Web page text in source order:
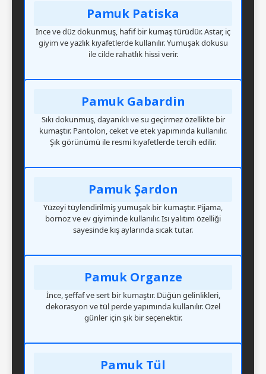
Pamuk Patiska
İnce ve düz dokunmuş, hafif bir kumaş türüdür. Astar, iç
giyim ve yazlık kıyafetlerde kullanılır. Yumuşak dokusu
ile cilde rahatlık hissi verir.
Pamuk Gabardin
Sıkı dokunmuş, dayanıklı ve su geçirmez özellikte bir
kumaştır. Pantolon, ceket ve etek yapımında kullanılır.
Şık görünümü ile resmi kıyafetlerde tercih edilir.
Pamuk Şardon
Yüzeyi tüylendirilmiş yumuşak bir kumaştır. Pijama,
bornoz ve ev giyiminde kullanılır. Isı yalıtım özelliği
sayesinde kış aylarında sıcak tutar.
Pamuk Organze
İnce, şeffaf ve sert bir kumaştır. Düğün gelinlikleri,
dekorasyon ve tül perde yapımında kullanılır. Özel
günler için şık bir seçenektir.
Pamuk Tül